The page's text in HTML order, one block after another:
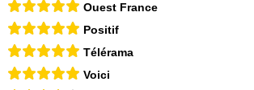
Ouest France
Positif
Télérama
Voici